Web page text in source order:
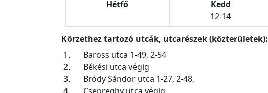
Hétfő
Kedd
12-14
Körzethez tartozó utcák, utcarészek (közterületek):
1.
Baross utca 1-49, 2-54
2.
Békési utca végig
3.
Bródy Sándor utca 1-27, 2-48,